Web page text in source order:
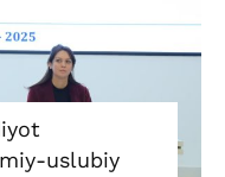
uslubiy